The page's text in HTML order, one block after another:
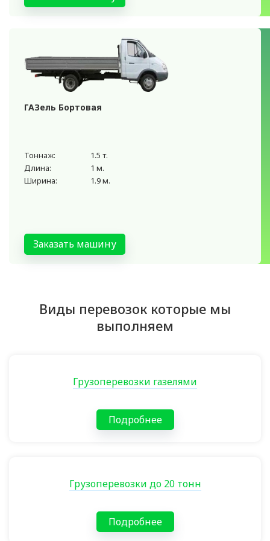
ГАЗель Бортовая
Тоннаж:
1.5 т.
Длина:
1 м.
Ширина:
1.9 м.
Заказать машину
Виды перевозок которые мы
выполняем
Грузоперевозки газелями
Подробнее
Грузоперевозки до 20 тонн
Подробнее